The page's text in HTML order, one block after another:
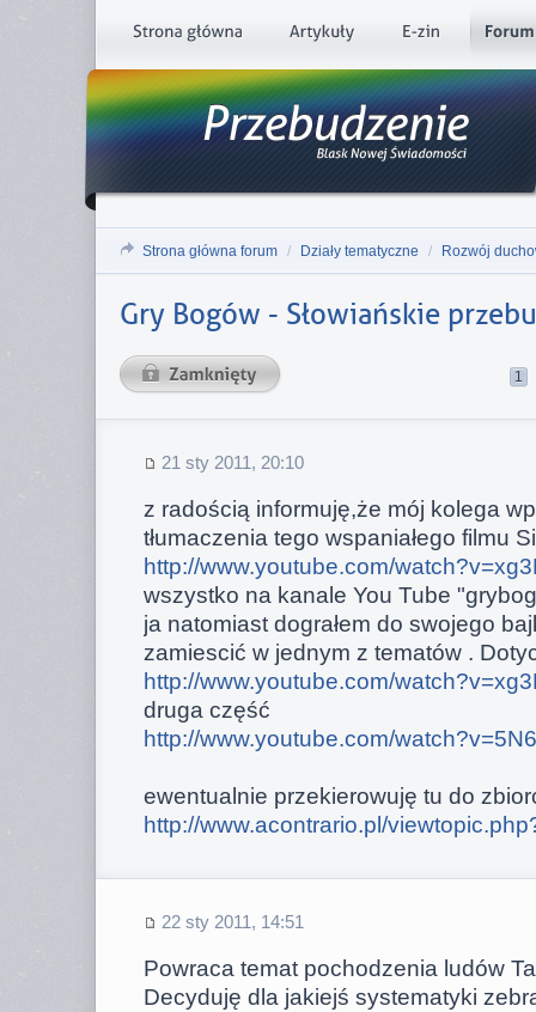
Strona główna forum / Działy tematyczne / Rozwój
Gry Bogów - Słowiańskie
1
21 sty 2011, 20:10
z radością informuję,że mój kolega
tłumaczenia tego wspaniałego filmu
http://www.youtube.com/
wszystko na kanale You Tube
ja natomiast dograłem do swojego
zamiescić w jednym z tematów .
http://www.youtube.com/
druga część
http://www.youtube.com/
ewentualnie przekierowuję tu do
http://www.acontrario.pl/
22 sty 2011, 14:51
Powraca temat pochodzenia ludów
Decyduję dla jakiejś systematyki